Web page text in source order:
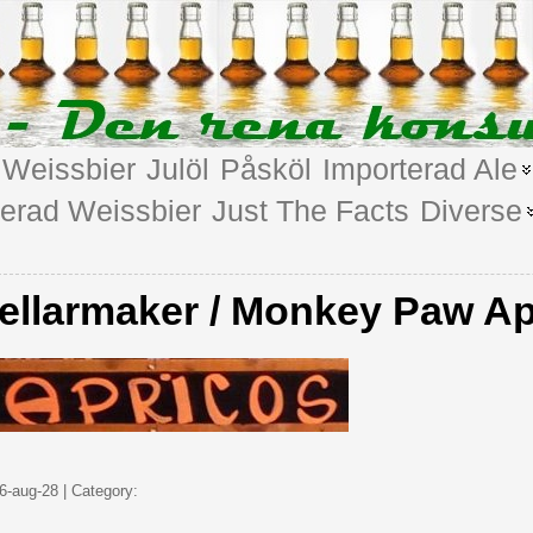
Weissbier Julöl Påsköl Importerad Ale
Weissbier Just The Facts Diverse
/ Monkey Paw
aug-28 | Category: